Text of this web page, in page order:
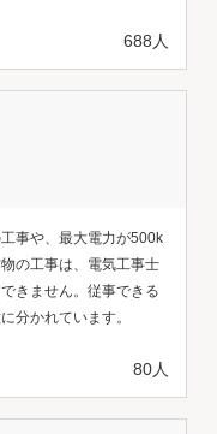
688人
事や、最大電力が500k
の工事は、電気工事士
きません。従事できる
分かれています。
80人